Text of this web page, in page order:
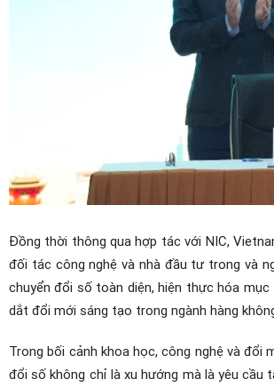
Đồng thời thông qua hợp tác với NIC,
đối tác công nghệ và nhà đầu tư trong và
chuyển đổi số toàn diện, hiện thực hóa
dắt đổi mới sáng tạo trong ngành hàng
Trong bối cảnh khoa học, công nghệ và
đổi số không chỉ là xu hướng mà là yêu cầu